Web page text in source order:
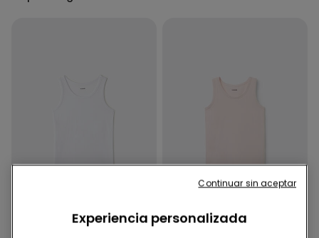
Niños: -50% 2º artículo Niños: -50% 2º artículo
Experiencia personalizada
Continuar sin aceptar